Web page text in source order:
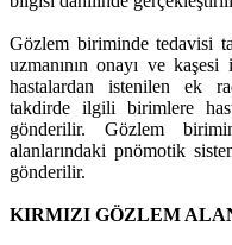
Gözlem biriminde tedavisi
uzmanının onayı ve
hastalardan istenilen ek
takdirde ilgili birimlere
gönderilir. Gözlem
alanlarındaki pnömotik
gönderilir.
KIRMIZI GÖZLEM